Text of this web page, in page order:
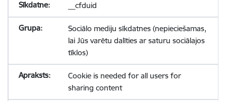
__cfduid
Sociālo mediju sīkdatnes (nepieciešamas,
lai Jūs varētu dalīties ar saturu sociālajos
tīklos)
Cookie is needed for all users for
sharing content